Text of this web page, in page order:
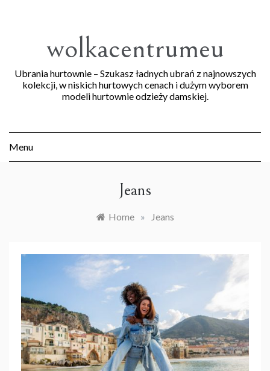
wolkacentrumeu
Ubrania hurtownie – Szukasz ładnych ubrań z najnowszych
kolekcji, w niskich hurtowych cenach i dużym wyborem
modeli hurtownie odzieży damskiej.
Menu
Jeans
Home » Jeans